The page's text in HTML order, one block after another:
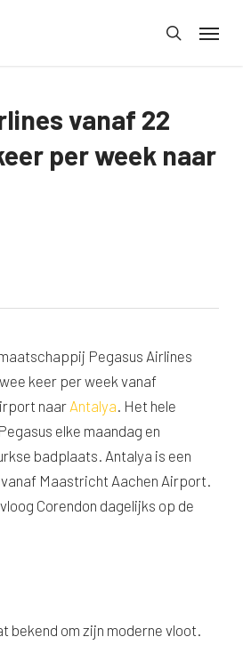
search
Menu
vanaf 22
per week naar
Pegasus Airlines
keer per week vanaf
naar Antalya. Het hele
elke maandag en
badplaats. Antalya is een
Maastricht Aachen Airport.
Corendon dagelijks op de
bekend om zijn moderne vloot.